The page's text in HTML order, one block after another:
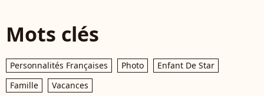
Mots clés
Personnalités Françaises Photo
Enfant De Star
Famille
Vacances